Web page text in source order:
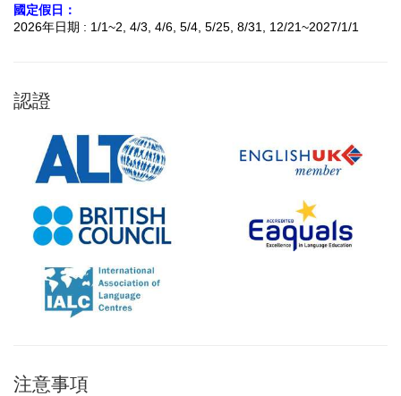
國定假日：
2026年日期 : 1/1~2, 4/3, 4/6, 5/4, 5/25, 8/31, 12/21~2027/1/1
認證
注意事項